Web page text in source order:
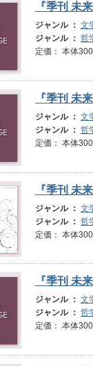
『季刊 未
ジャンル ： 文
ジャンル ： 哲
定価： 本体
『季刊 未
ジャンル ： 文
ジャンル ： 哲
定価： 本体
『季刊 未
ジャンル ： 文
ジャンル ： 哲
定価： 本体
『季刊 未
ジャンル ： 文
ジャンル ： 哲
定価： 本体